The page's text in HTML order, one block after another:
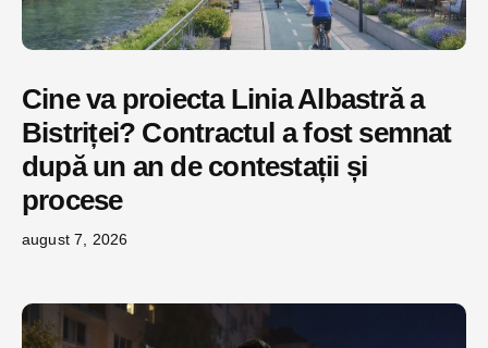
Cine va proiecta Linia Albastră a
Bistriței? Contractul a fost semnat
după un an de contestații și
procese
august 7, 2026